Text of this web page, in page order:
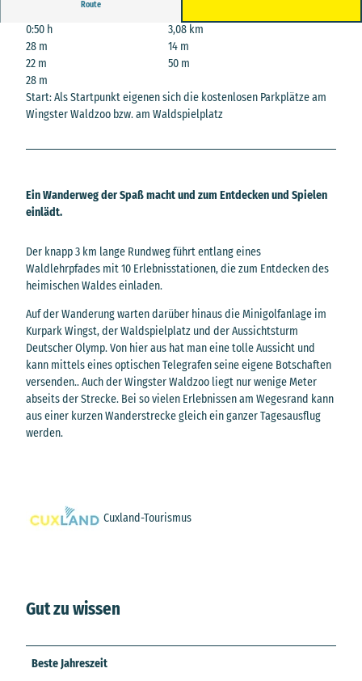
Route
0:50 h
3,08 km
28 m
14 m
22 m
50 m
28 m
Start: Als Startpunkt eigenen sich die kostenlosen Parkplätze am
Wingster Waldzoo bzw. am Waldspielplatz
Ein Wanderweg der Spaß macht und zum Entdecken und Spielen
einlädt.
Der knapp 3 km lange Rundweg führt entlang eines
Waldlehrpfades mit 10 Erlebnisstationen, die zum Entdecken des
heimischen Waldes einladen.
Auf der Wanderung warten darüber hinaus die Minigolfanlage im
Kurpark Wingst, der Waldspielplatz und der Aussichtsturm
Deutscher Olymp. Von hier aus hat man eine tolle Aussicht und
kann mittels eines optischen Telegrafen seine eigene Botschaften
versenden.. Auch der Wingster Waldzoo liegt nur wenige Meter
abseits der Strecke. Bei so vielen Erlebnissen am Wegesrand kann
aus einer kurzen Wanderstrecke gleich ein ganzer Tagesausflug
werden.
Cuxland-Tourismus
Gut zu wissen
Beste Jahreszeit